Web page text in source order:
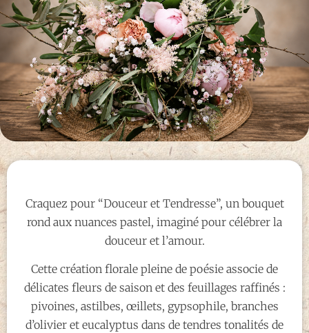
Craquez pour “Douceur et Tendresse”, un bouquet
rond aux nuances pastel, imaginé pour célébrer la
douceur et l’amour.
Cette création florale pleine de poésie associe de
délicates fleurs de saison et des feuillages raffinés :
pivoines, astilbes, œillets, gypsophile, branches
d’olivier et eucalyptus dans de tendres tonalités de